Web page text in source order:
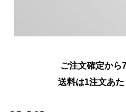
ご注文確定から
送料は1注文あた